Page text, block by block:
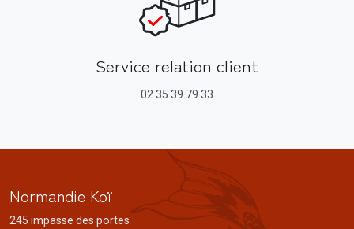
Service relation client
02 35 39 79 33
Normandie Koï
245 impasse des portes